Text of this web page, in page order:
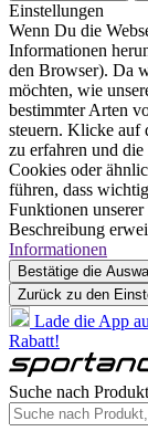
Einstellungen
Wenn Du die
Informationen
den Browser). Da
möchten, wie
bestimmter Arten
steuern. Klicke auf
zu erfahren und
Cookies oder
führen, dass
Funktionen
Beschreibung
Informationen
Bestätige die
Zurück zu den
Lade die App
Rabatt!
Suche nach